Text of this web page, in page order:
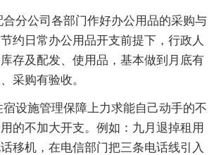
合分公司各部门作好办公用品的采购与
约日常办公用品开支前提下，行政人
存及配发、使用品，基本做到月底有
采购有验收。
设施管理保障上力求能自己动手的不
的不加大开支。例如：九月退掉租用
移机，在电信部门把三条电话线引入